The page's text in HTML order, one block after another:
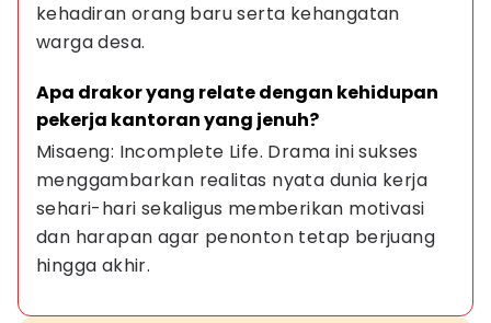
kehadiran orang baru serta kehangatan
warga desa.
Apa drakor yang relate dengan kehidupan
pekerja kantoran yang jenuh?
Misaeng: Incomplete Life. Drama ini sukses
menggambarkan realitas nyata dunia kerja
sehari-hari sekaligus memberikan motivasi
dan harapan agar penonton tetap berjuang
hingga akhir.